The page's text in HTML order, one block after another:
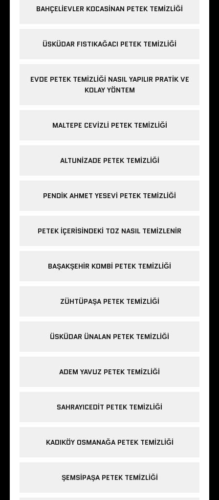
BAHÇELIEVLER KOCASINAN PETEK TEMIZLIĞI
ÜSKÜDAR FISTIKAĞACI PETEK TEMIZLIĞI
EVDE PETEK TEMIZLIĞI NASIL YAPILIR PRATIK VE
KOLAY YÖNTEM
MALTEPE CEVIZLI PETEK TEMIZLIĞI
ALTUNIZADE PETEK TEMIZLIĞI
PENDIK AHMET YESEVI PETEK TEMIZLIĞI
PETEK IÇERISINDEKI TOZ NASIL TEMIZLENIR
BAŞAKŞEHIR KOMBI PETEK TEMIZLIĞI
ZÜHTÜPAŞA PETEK TEMIZLIĞI
ÜSKÜDAR ÜNALAN PETEK TEMIZLIĞI
ADEM YAVUZ PETEK TEMIZLIĞI
SAHRAYICEDIT PETEK TEMIZLIĞI
KADIKÖY OSMANAĞA PETEK TEMIZLIĞI
ŞEMSIPAŞA PETEK TEMIZLIĞI